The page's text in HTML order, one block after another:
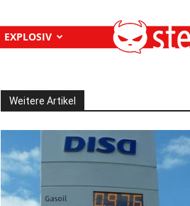
EXPLOSIV
Weitere Artikel